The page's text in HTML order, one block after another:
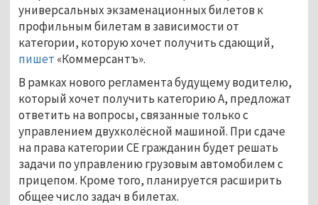
универсальных экзаменационных билетов к
профильным билетам в зависимости от
категории, которую хочет получить сдающий,
пишет «Коммерсантъ».
В рамках нового регламента будущему водителю,
который хочет получить категорию А, предложат
ответить на вопросы, связанные только с
управлением двухколёсной машиной. При сдаче
на права категории СЕ гражданин будет решать
задачи по управлению грузовым автомобилем с
прицепом. Кроме того, планируется расширить
общее число задач в билетах.